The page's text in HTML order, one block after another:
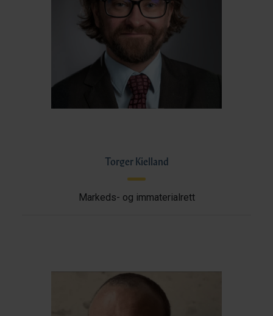
Torger Kielland
Markeds- og immaterialrett